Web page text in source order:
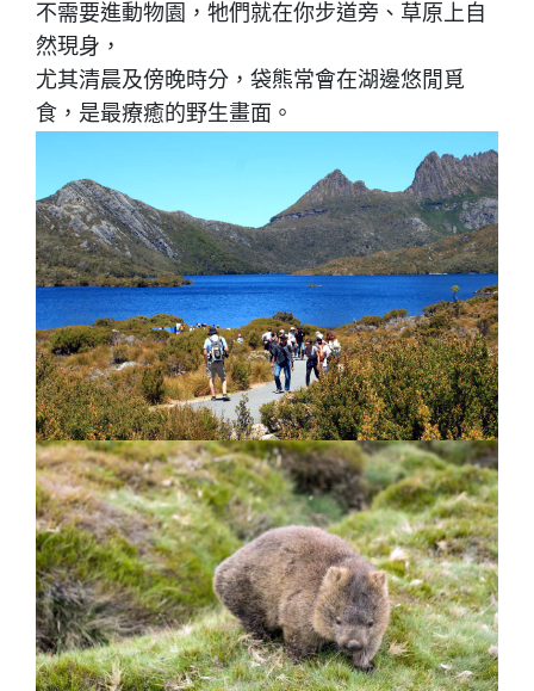
不需要進動物園，牠們就在你步道旁、草原上自
然現身，
尤其清晨及傍晚時分，袋熊常會在湖邊悠閒覓
食，是最療癒的野生畫面。